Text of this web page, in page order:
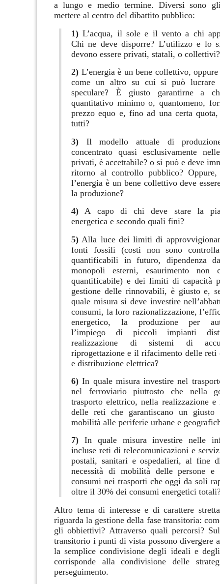
a lungo e medio termine.Diversi sono
mettere al centro del dibattito pubblico:
1) L’acqua, il sole e il vento a chi
Chi ne deve disporre? L’utilizzo e lo
devono essere privati, statali, o collettivi?
2) L’energia è un bene collettivo,
come un altro su cui si può lucrare
speculare? È giusto garantirne a
quantitativo minimo o, quantomeno,
prezzo equo e, fino ad una certa
tutti?
3) Il modello attuale di
concentrato quasi esclusivamente
privati, è accettabile? o si può e deve
ritorno al controllo pubblico? Oppure,
l’energia è un bene collettivo deve
la produzione?
4) A capo di chi deve stare la
energetica e secondo quali fini?
5) Alla luce dei limiti di
fonti fossili (costi non sono
quantificabili in futuro, dipendenza
monopoli esterni, esaurimento non
quantificabile) e dei limiti di capacità
gestione delle rinnovabili, è giusto e,
quale misura si deve investire
consumi, la loro razionalizzazione,
energetico, la produzione per
l’impiego di piccoli impianti
realizzazione di sistemi di
riprogettazione e il rifacimento delle reti
e distribuzione elettrica?
6) In quale misura investire nel
nel ferroviario piuttosto che nella
trasporto elettrico, nella realizzazione e
delle reti che garantiscano un giusto
mobilità alle periferie urbane e
7) In quale misura investire nelle
incluse reti di telecomunicazioni e
postali, sanitari e ospedalieri, al fine
necessità di mobilità delle persone e
consumi nei trasporti che oggi da soli
oltre il 30% dei consumi energetici
Altro tema di interesse e di carattere
riguarda la gestione della fase transitoria:
gli obbiettivi? Attraverso quali percorsi?
transitorio i punti di vista possono divergere
la semplice condivisione degli ideali e
corrisponde alla condivisione delle
perseguimento.